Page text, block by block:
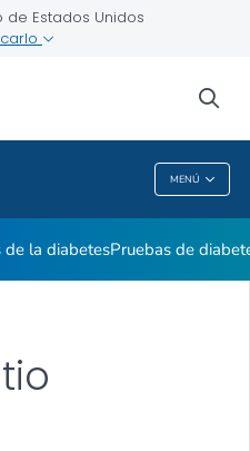
Estados Unidos
MENÚ
de la diabetesPruebas de